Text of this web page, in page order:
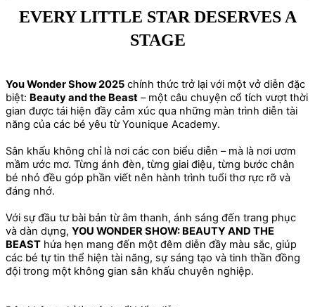
EVERY LITTLE STAR DESERVES A
STAGE
You Wonder Show 2025 chính thức trở lại với một vở diễn đặc
biệt: Beauty and the Beast – một câu chuyện cổ tích vượt thời
gian được tái hiện đầy cảm xúc qua những màn trình diễn tài
năng của các bé yêu từ Younique Academy.
Sân khấu không chỉ là nơi các con biểu diễn – mà là nơi ươm
mầm ước mơ. Từng ánh đèn, từng giai điệu, từng bước chân
bé nhỏ đều góp phần viết nên hành trình tuổi thơ rực rỡ và
đáng nhớ.
Với sự đầu tư bài bản từ âm thanh, ánh sáng đến trang phục
và dàn dựng, YOU WONDER SHOW: BEAUTY AND THE
BEAST hứa hẹn mang đến một đêm diễn đầy màu sắc, giúp
các bé tự tin thể hiện tài năng, sự sáng tạo và tinh thần đồng
đội trong một không gian sân khấu chuyên nghiệp.